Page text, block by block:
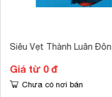
Siêu Vẹt Thành Luân Đôn
Giá từ 0 đ
Chưa có nơi bán